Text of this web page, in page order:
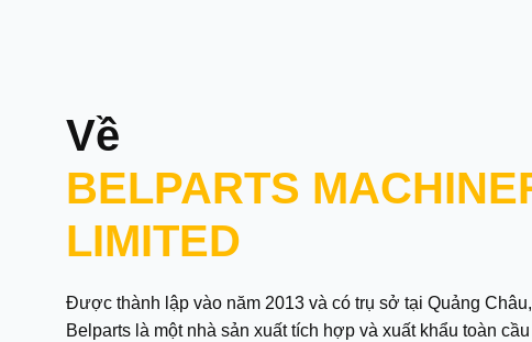
Về
BELPARTS
LIMITED
Được thành lập vào năm 2013 và có trụ sở tại Quảng
Belparts là một nhà sản xuất tích hợp và xuất khẩu toàn